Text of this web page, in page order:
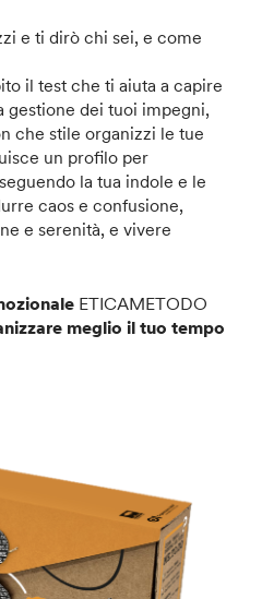
e ti dirò chi sei, e come
il test che ti aiuta a capire
gestione dei tuoi impegni,
che stile organizzi le tue
un profilo per
seguendo la tua indole e le
caos e confusione,
e serenità, e vivere
ETICAMETODO
meglio il tuo tempo